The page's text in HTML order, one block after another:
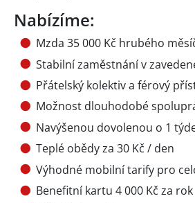
Nabízíme:
Mzda 35 000 Kč hrubého
Stabilní zaměstnání v
Přátelský kolektiv a férový
Možnost dlouhodobé
Navýšenou dovolenou o 1
Teplé obědy za 30 Kč / den
Výhodné mobilní tarify pro
Benefitní kartu 4 000 Kč za rok